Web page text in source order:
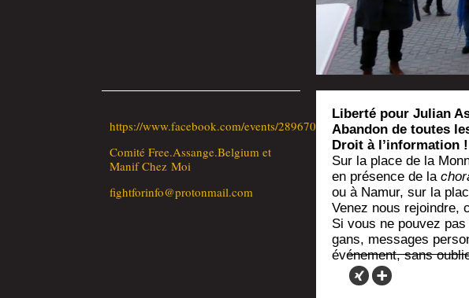
https://www.facebook.com/events/2896709757273256
Comi­té Free.Assange.Belgium et
Manif Chez Moi
fightforinfo@protonmail.com
Liber­té pour Julian
Aban­don de toutes
Droit à l’information !
Sur la place de la
en pré­sence de la
ou à Namur, sur la
Venez nous rejoindre,
Si vous ne pou­vez
gans, mes­sages
évé­ne­ment, sans